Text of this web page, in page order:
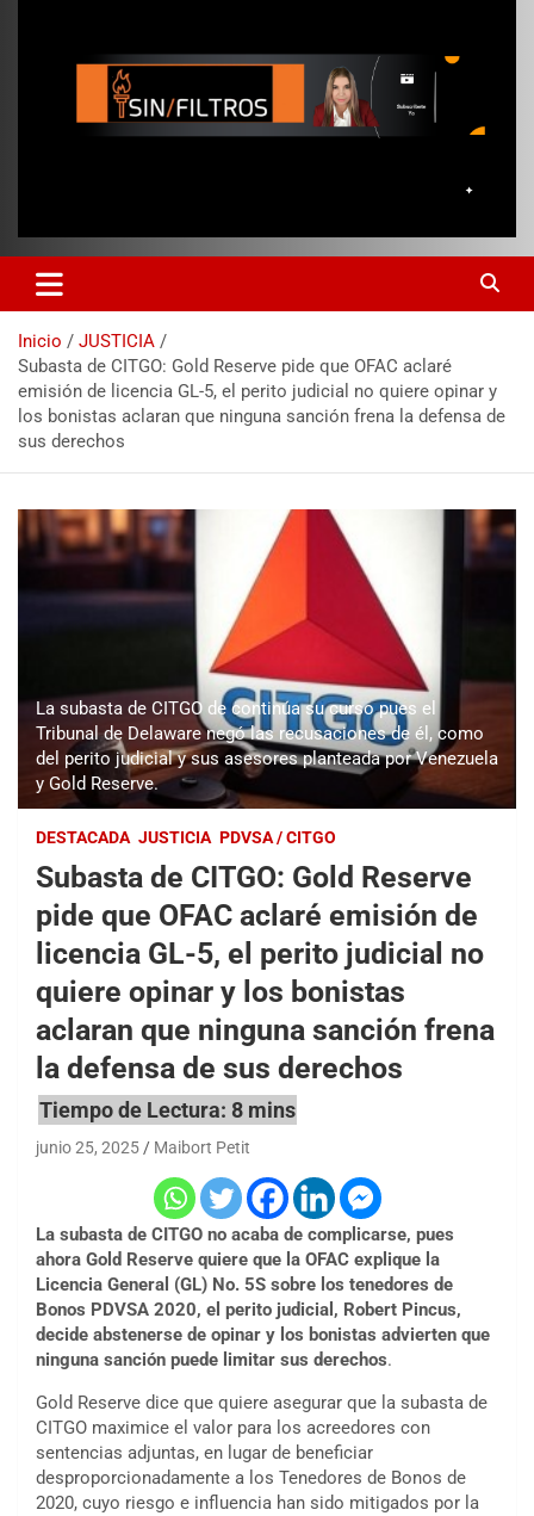
Inicio
JUSTICIA
Subasta de CITGO: Gold Reserve pide que OFAC aclaré
emisión de licencia GL-5, el perito judicial no quiere opinar y
los bonistas aclaran que ninguna sanción frena la defensa de
sus derechos
La subasta de CITGO de continúa su curso pues el
Tribunal de Delaware negó las recusaciones de él, como
del perito judicial y sus asesores planteada por Venezuela
y Gold Reserve.
DESTACADA JUSTICIA PDVSA / CITGO
Subasta de CITGO: Gold Reserve
pide que OFAC aclaré emisión de
licencia GL-5, el perito judicial no
quiere opinar y los bonistas
aclaran que ninguna sanción frena
la defensa de sus derechos
junio 25, 2025 Maibort Petit
La subasta de CITGO no acaba de complicarse, pues
ahora Gold Reserve quiere que la OFAC explique la
Licencia General (GL) No. 5S sobre los tenedores de
Bonos PDVSA 2020, el perito judicial, Robert Pincus,
decide abstenerse de opinar y los bonistas advierten que
ninguna sanción puede limitar sus derechos.
Gold Reserve dice que quiere asegurar que la subasta de
CITGO maximice el valor para los acreedores con
sentencias adjuntas, en lugar de beneficiar
desproporcionadamente a los Tenedores de Bonos de
2020, cuyo riesgo e influencia han sido mitigados por la